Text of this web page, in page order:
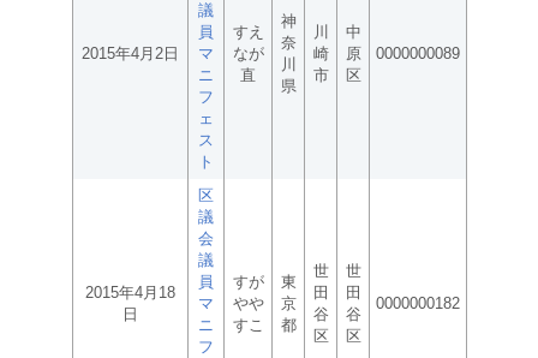
2015年4月2日
議
員
マ
ニ
フ
ェ
ス
ト
すえ
なが
直
神
奈
川
県
川
崎
市
中
原
区
0000000089
2015年4月18
日
区
議
会
議
員
マ
ニ
フ
すが
やや
すこ
東
京
都
世
田
谷
区
世
田
谷
区
0000000182